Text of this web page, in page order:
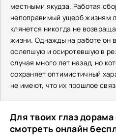
местными якудза. Работая
непоправимый ущерб жизням
клянется никогда не
жизни. Однажды на работе он
ослепшую и осиротевшую в
случая много лет назад, но
сохраняет оптимистичный
не имеют, что их прошлое
Для твоих глаз дорама
смотреть онлайн